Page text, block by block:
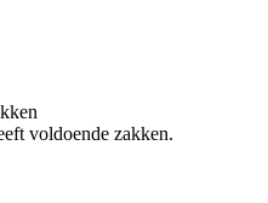
voldoende zakken.